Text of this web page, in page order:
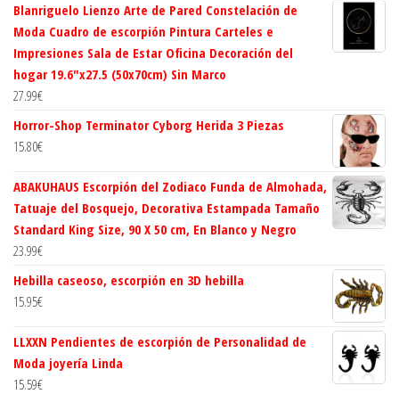
Blanriguelo Lienzo Arte de Pared Constelación de
Moda Cuadro de escorpión Pintura Carteles e
Impresiones Sala de Estar Oficina Decoración del
hogar 19.6"x27.5 (50x70cm) Sin Marco
27.99€
Horror-Shop Terminator Cyborg Herida 3 Piezas
15.80€
ABAKUHAUS Escorpión del Zodiaco Funda de Almohada,
Tatuaje del Bosquejo, Decorativa Estampada Tamaño
Standard King Size, 90 X 50 cm, En Blanco y Negro
23.99€
Hebilla caseoso, escorpión en 3D hebilla
15.95€
LLXXN Pendientes de escorpión de Personalidad de
Moda joyería Linda
15.59€